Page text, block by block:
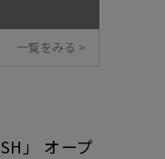
一覧をみる >
」 オープ